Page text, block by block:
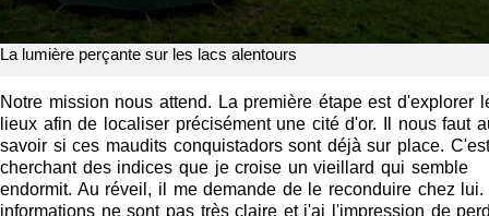
La lumière perçante sur les lacs alentours
Notre mission nous attend. La première étape est d'explorer
lieux afin de localiser précisément une cité d'or. Il nous faut
savoir si ces maudits conquistadors sont déjà sur place.
cherchant des indices que je croise un vieillard qui semble
endormit. Au réveil, il me demande de le reconduire chez lui.
informations ne sont pas très claire et j'ai l'impression de